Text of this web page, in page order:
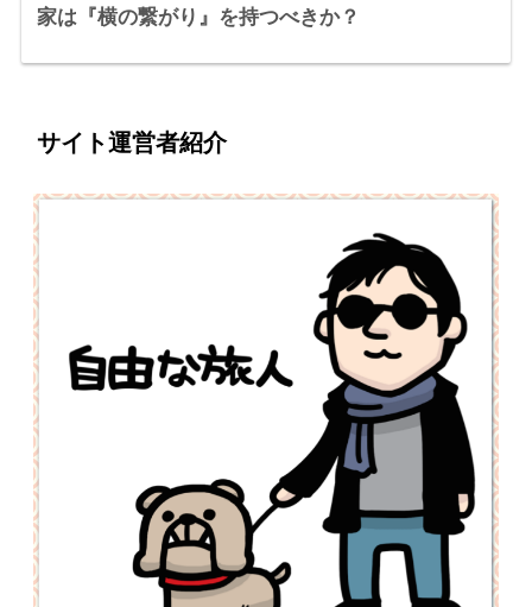
家は『横の繋がり』を持つべきか？
サイト運営者紹介